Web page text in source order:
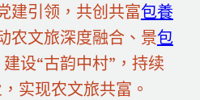
建引领，共创共富包養
农文旅深度融合、景包
设“古韵中村”，持续
实现农文旅共富。